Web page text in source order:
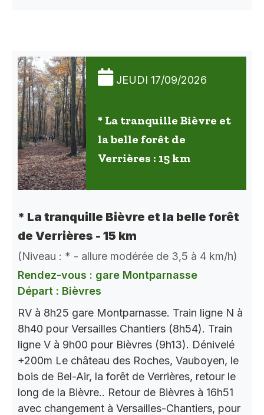
JEUDI 17/09/2026
* La tranquille Bièvre et
la belle forêt de
Verrières : 15 km
* La tranquille Bièvre et la belle forêt
de Verrières - 15 km
(Niveau : * - allure modérée de 3,5 à 4 km/h)
Rendez-vous : gare Montparnasse
Départ : Bièvres
RV à 8h25 gare Montparnasse. Train ligne N à
8h40 pour Versailles Chantiers (8h54). Train
ligne V à 9h00 pour Bièvres (9h13). Dénivelé
+200m Le château des Roches, Vauboyen, le
bois de Bel-Air, la forêt de Verrières, retour le
long de la Bièvre.. Retour de Bièvres à 16h51
avec changement à Versailles-Chantiers, pour